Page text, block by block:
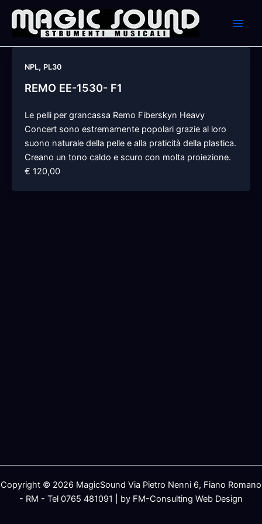
content
NPL, PL30
REMO EE-1530- F1
Le pelli per grancassa Remo Fiberskyn Heavy
Concert sono estremamente popolari grazie al loro
suono naturale della pelle e alla praticità della plastica.
Creano un tono caldo e scuro con molta proiezione.
€ 120,00
Copyright © 2026 MagicSound Via Pietro Nenni 6, Fiano Romano
- RM - Tel 0765 481091 | by FM-Consulting Web Design